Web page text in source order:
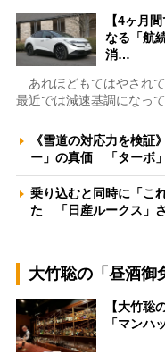
【4ヶ月
なる「航
消…
あれほどもてはやされて
最近では減速基調になっ
《雪道の対応力を検証
ー」の真価 「ターボ
乗り込むと同時に「こ
た 「日産ルークス」
大竹聡の「昼酒御
【大竹聡
「マン